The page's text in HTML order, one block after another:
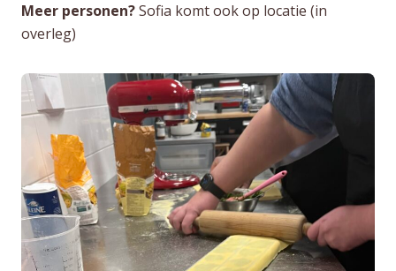
Meer personen?Sofia komt ook op locatie (in
overleg)